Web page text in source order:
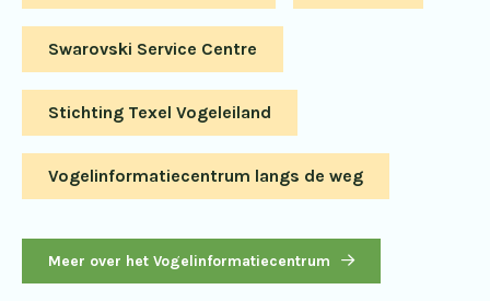
Swarovski Service Centre
Stichting Texel Vogeleiland
Vogelinformatiecentrum langs de weg
Meer over het Vogelinformatiecentrum